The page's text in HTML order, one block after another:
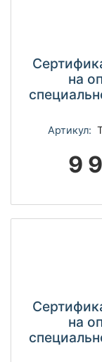
на
Артикул:
9
на